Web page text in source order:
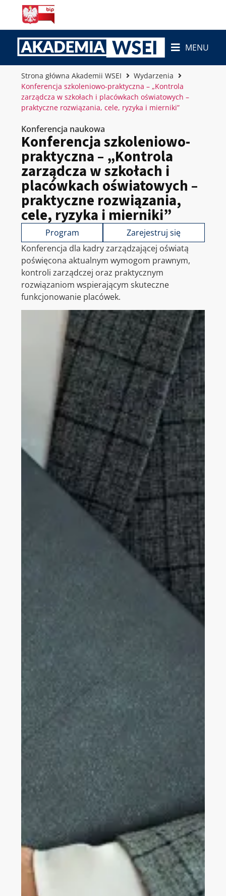
MENU
Strona główna Akademii WSEI
Wydarzenia
Konferencja szkoleniowo-praktyczna – „Kontrola
zarządcza w szkołach i placówkach oświatowych –
praktyczne rozwiązania, cele, ryzyka i mierniki”
Konferencja naukowa
Konferencja szkoleniowo-
praktyczna – „Kontrola
zarządcza w szkołach i
placówkach oświatowych –
praktyczne rozwiązania,
cele, ryzyka i mierniki”
Program
Zarejestruj się
Konferencja dla kadry zarządzającej oświatą
poświęcona aktualnym wymogom prawnym,
kontroli zarządczej oraz praktycznym
rozwiązaniom wspierającym skuteczne
funkcjonowanie placówek.